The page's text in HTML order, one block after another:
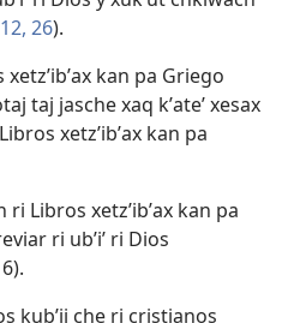
26).
kan pa Griego
taj jasche xaq kʼateʼ xesax
xetzʼibʼax kan pa
Libros xetzʼibʼax kan pa
ri ubʼiʼ ri Dios
6).
kubʼij che ri cristianos